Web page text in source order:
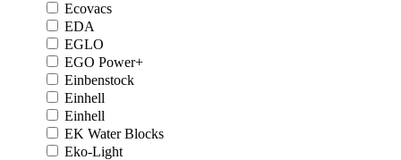
Ecovacs
EDA
EGLO
EGO Power+
Einbenstock
Einhell
Einhell
EK Water Blocks
Eko-Light